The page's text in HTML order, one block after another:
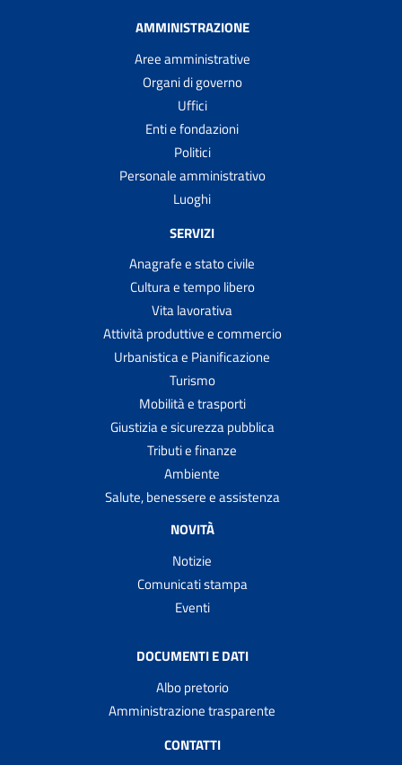
AMMINISTRAZIONE
Aree amministrative
Organi di governo
Uffici
Enti e fondazioni
Politici
Personale amministrativo
Luoghi
SERVIZI
Anagrafe e stato civile
Cultura e tempo libero
Vita lavorativa
Attività produttive e commercio
Urbanistica e Pianificazione
Turismo
Mobilità e trasporti
Giustizia e sicurezza pubblica
Tributi e finanze
Ambiente
Salute, benessere e assistenza
NOVITÀ
Notizie
Comunicati stampa
Eventi
DOCUMENTI E DATI
Albo pretorio
Amministrazione trasparente
CONTATTI